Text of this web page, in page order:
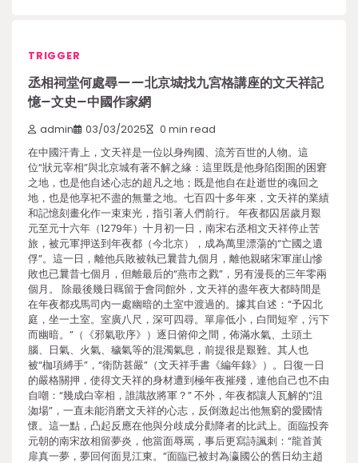
TRIGGER
丞相祠堂何處尋——北京城找九宮格講座的文天祥記
憶–文史–中國作家網
admin 03/03/2025 0 min read
在中國汗青上，文天祥是一位以身殉國、流芳百世的人物。這
位“狀元宰相”與北京城有著不解之緣：這里既是他身陷囹圄的困窘
之地，也是他自述心志的超凡之地；既是他自在赴逝世的魂回之
地，也是他享祀不盡的無量之地。七百四十多年來，文天祥的業績
和記憶刻畫化作一束束光，指引著人們前行。 年夜都囚居歲月艱
元至元十六年（1279年）十月初一日，南宋右丞相文天祥停止苦
旅，被元軍押送到年夜都（今北京），成為萬里漂蕩的“亡國之遺
俘”。這一日，離他兵敗被執已曩昔九個月，離他親睹宋軍崖山慘
敗也已曩昔七個月，但離最后的“燕市之戮”，另有漫長的三年零兩
個月。 除最後幾日羈留于會同館外，文天祥的盡年夜大都時間是
在年夜都戎馬司內一處幽暗的土室中渡過的。據其自述：“予囚北
庭，坐一土室。室廣八尺，深可四尋。單扉低小，白間短窄，污下
而幽暗。”（《邪氣歌序》）逐日俯仰之間，佈滿水氣、土頭土
腦、日氣、火氣、穢氣等的混濁氣息，前提很是艱難。其人也
被“枷項縛手”，“衛防甚嚴”（文天祥手書《編年錄》）。日復一日
的嚴格關押，使得文天祥的身材遭到極年夜摧殘，連他自己也不由
自嘲：“幾成白宰相，誰識故將軍？” 不外，年夜都讓人瓦解的“沮
洳場”，一直未能消磨文天祥的心志，反倒激起出他無窮的愛國情
懷。這一點，凸起反應在他與分歧成分勸降者的比武上。面臨投奔
元朝的南宋故相留夢炎，他當面辱罵，事后更寫詩諷刺：“龍首黃
扉真一夢，夢回何面見江東。”面臨已被封為瀛國公的舊日幼主趙